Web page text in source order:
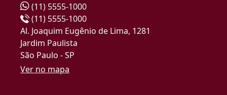
(11) 5555-1000
(11) 5555-1000
Al. Joaquim Eugênio de Lima, 1281
Jardim Paulista
São Paulo - SP
Ver no mapa